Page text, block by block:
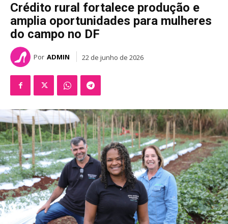
Crédito rural fortalece produção e
amplia oportunidades para mulheres
do campo no DF
Por ADMIN 22 de junho de 2026